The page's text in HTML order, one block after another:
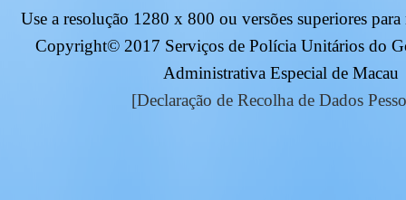
Use a resolução 1280 x 800 ou versões superiores
Copyright© 2017 Serviços de Polícia Unitários do
Administrativa Especial de Macau
[Declaração de Recolha de Dados